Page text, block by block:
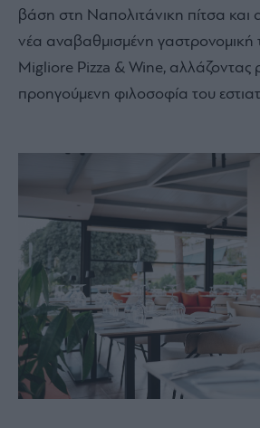
βάση στη Ναπολιτάνικη πίτσα και
νέα αναβαθμισμένη γαστρονομική
Migliore Pizza & Wine, αλλάζοντας
προηγούμενη φιλοσοφία του